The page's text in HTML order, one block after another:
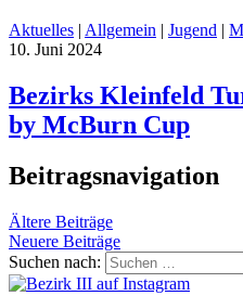
Aktuelles | Allgemein | Jugend |
10. Juni 2024
Bezirks Kleinfeld
by McBurn Cup
Beitragsnavigation
Ältere Beiträge
Neuere Beiträge
Suchen nach: